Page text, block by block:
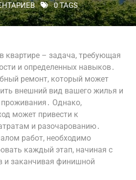
0 TAGS
квартире – задача, требующая
и определенных навыков․
ремонт, который может
внешний вид вашего жилья и
Однако,
может привести к
и разочарованию․
работ, необходимо
каждый этап, начиная с
и заканчивая финишной